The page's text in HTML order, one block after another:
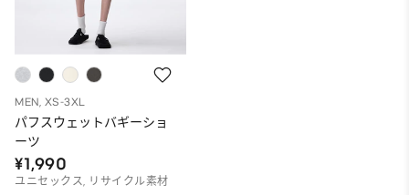
MEN, XS-3XL
パフスウェットバギーショ
ーツ
¥1,990
ユニセックス, リサイクル素材